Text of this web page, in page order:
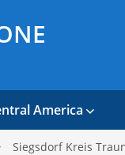
America
Siegsdorf Kreis